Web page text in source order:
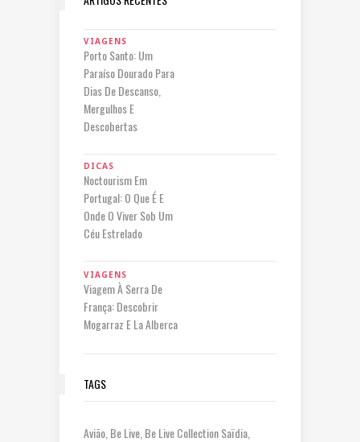
VIAGENS
Porto Santo: Um
Paraíso Dourado Para
Dias De Descanso,
Mergulhos E
Descobertas
DICAS
Noctourism Em
Portugal: O Que É E
Onde O Viver Sob Um
Céu Estrelado
VIAGENS
Viagem À Serra De
França: Descobrir
Mogarraz E La Alberca
TAGS
Avião Be Live Be Live Collection Saïdia